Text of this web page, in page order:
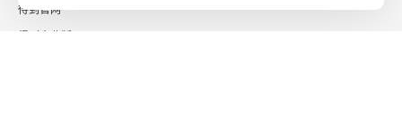
富兰克林自传：开创先河
得到官网